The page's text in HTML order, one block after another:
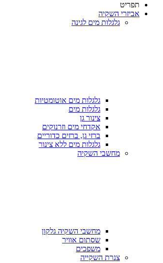
תפריט
אביזרי השקיה
גלגלות מים לגינה
גלגלות מים אוטומטיות
גלגלות מים
צינור גן
אקדחי מים וזרנוקים
ברזי גן, ברזים כדוריים
גלגלות מים ללא צינור
מחשבי השקיה
מחשבי השקיה גלקון
שסתום אוויר
משפכים
צנרת השקייה